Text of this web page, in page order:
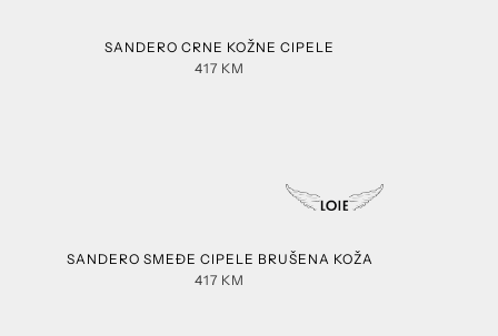
SANDERO CRNE KOŽNE CIPELE
417 KM
SANDERO SMEĐE CIPELE BRUŠENA KOŽA
417 KM